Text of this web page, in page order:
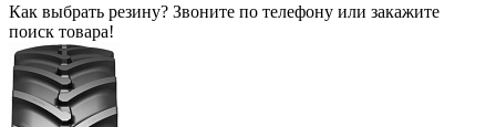
Как выбрать резину? Звоните по телефону или закажите
поиск товара!